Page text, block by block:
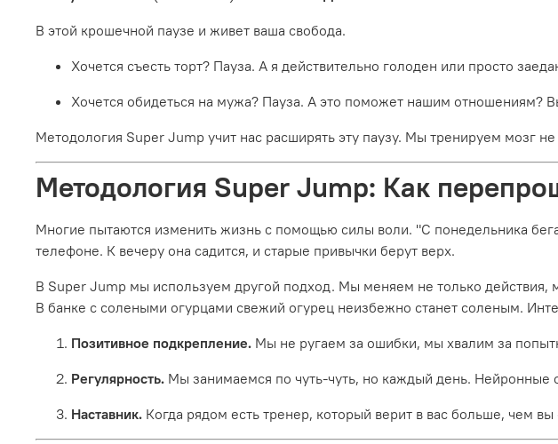
В этой крошечной паузе и живет ваша свобода.
Хочется съесть торт? Пауза. А я действительно голоден или просто
Хочется обидеться на мужа? Пауза. А это поможет нашим отношениям?
Методология Super Jump учит нас расширять эту паузу. Мы тренируем мозг
Методология Super Jump: Как
Многие пытаются изменить жизнь с помощью силы воли. "С понедельника
телефоне. К вечеру она садится, и старые привычки берут верх.
В Super Jump мы используем другой подход. Мы меняем не только действия,
В банке с солеными огурцами свежий огурец неизбежно станет соленым.
Позитивное подкрепление. Мы не ругаем за ошибки, мы хвалим за
Регулярность. Мы занимаемся по чуть-чуть, но каждый день. Нейронные
Наставник. Когда рядом есть тренер, который верит в вас больше, чем